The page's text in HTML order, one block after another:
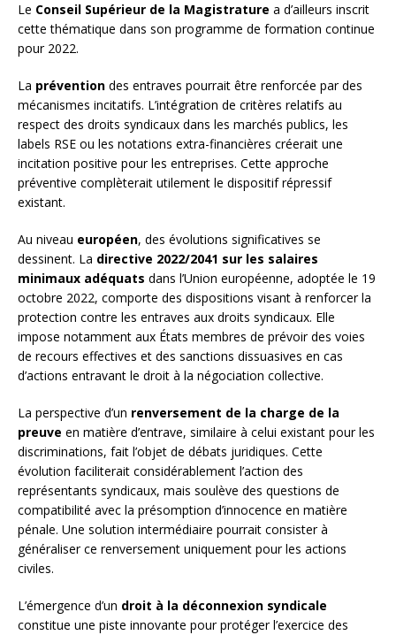
Le Conseil Supérieur de la Magistrature a d’ailleurs inscrit
cette thématique dans son programme de formation continue
pour 2022.
La prévention des entraves pourrait être renforcée par des
mécanismes incitatifs. L’intégration de critères relatifs au
respect des droits syndicaux dans les marchés publics, les
labels RSE ou les notations extra-financières créerait une
incitation positive pour les entreprises. Cette approche
préventive complèterait utilement le dispositif répressif
existant.
Au niveau européen, des évolutions significatives se
dessinent. La directive 2022/2041 sur les salaires
minimaux adéquats dans l’Union européenne, adoptée le 19
octobre 2022, comporte des dispositions visant à renforcer la
protection contre les entraves aux droits syndicaux. Elle
impose notamment aux États membres de prévoir des voies
de recours effectives et des sanctions dissuasives en cas
d’actions entravant le droit à la négociation collective.
La perspective d’un renversement de la charge de la
preuve en matière d’entrave, similaire à celui existant pour les
discriminations, fait l’objet de débats juridiques. Cette
évolution faciliterait considérablement l’action des
représentants syndicaux, mais soulève des questions de
compatibilité avec la présomption d’innocence en matière
pénale. Une solution intermédiaire pourrait consister à
généraliser ce renversement uniquement pour les actions
civiles.
L’émergence d’un droit à la déconnexion syndicale
constitue une piste innovante pour protéger l’exercice des